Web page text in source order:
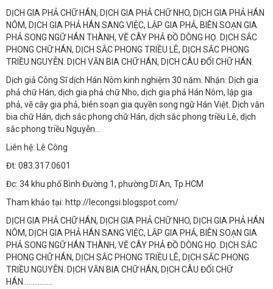
DỊCH GIA PHẢ CHỮ HÁN, DỊCH GIA PHẢ CHỮ NHO, DỊCH GIA PHẢ HÁN
NÔM, DỊCH GIA PHẢ HÁN SANG VIỆC, LẬP GIA PHẢ, BIÊN SOẠN GIA
PHẢ SONG NGỮ HÁN THÀNH, VẼ CÂY PHẢ ĐỒ DÒNG HỌ. DỊCH SẮC
PHONG CHỮ HÁN, DỊCH SẮC PHONG TRIỀU LÊ, DỊCH SẮC PHONG
TRIỀU NGUYỄN. DỊCH VĂN BIA CHỮ HÁN, DỊCH CÂU ĐỐI CHỮ HÁN.
Dịch giả Công Sĩ dịch Hán Nôm kinh nghiệm 30 năm. Nhận: Dịch gia
phả chữ Hán, dịch gia phả chữ Nho, dịch gia phả Hán Nôm, lập gia
phả, vẽ cây gia phả, biên soạn gia quyền song ngữ Hán Việt. Dịch văn
bia chữ Hán, dịch sắc phong chữ Hán, dịch sắc phong triều Lê, dịch
sắc phong triều Nguyễn...
Liên hệ: Lê Công
Đt: 083.317.0601
Đc: 34 khu phố Bình Đường 1, phường Dĩ An, Tp.HCM
Tham khảo tại: http://lecongsi.blogspot.com/
DỊCH GIA PHẢ CHỮ HÁN, DỊCH GIA PHẢ CHỮ NHO, DỊCH GIA PHẢ HÁN
NÔM, DỊCH GIA PHẢ HÁN SANG VIỆC, LẬP GIA PHẢ, BIÊN SOẠN GIA
PHẢ SONG NGỮ HÁN THÀNH, VẼ CÂY PHẢ ĐỒ DÒNG HỌ. DỊCH SẮC
PHONG CHỮ HÁN, DỊCH SẮC PHONG TRIỀU LÊ, DỊCH SẮC PHONG
TRIỀU NGUYỄN. DỊCH VĂN BIA CHỮ HÁN, DỊCH CÂU ĐỐI CHỮ
HÁN................